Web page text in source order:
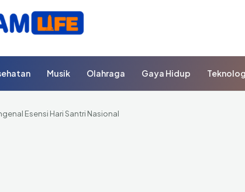
Musik Olahraga Gaya Hidup
Esensi Hari Santri Nasional